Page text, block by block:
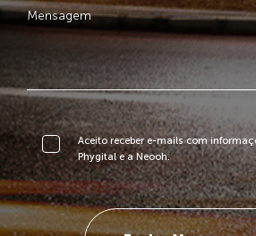
Aceito receber e-mails com
Phygital e a Neooh.